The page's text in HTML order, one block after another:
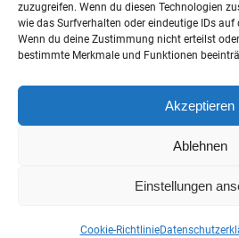
zuzugreifen. Wenn du diesen Technologien
wie das Surfverhalten oder eindeutige IDs auf
Wenn du deine Zustimmung nicht erteilst
bestimmte Merkmale und Funktionen
Akzeptieren
Ablehnen
Einstellungen
Cookie-Richtlinie
§ Impressum —§